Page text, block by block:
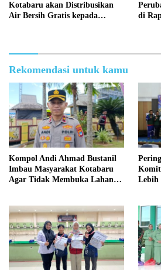
Kotabaru akan Distribusikan
Air Bersih Gratis kepada
di
Rekomendasi untuk kamu
Kompol Andi Ahmad Bustanil
Imbau Masyarakat Kotabaru
Agar Tidak Membuka Lahan
Lebih